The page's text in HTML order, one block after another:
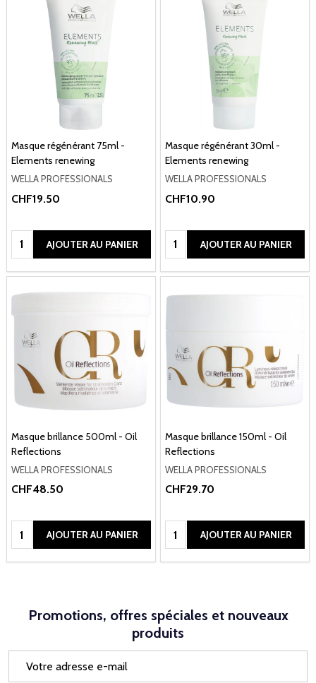
Masque régénérant 75ml -
Elements renewing
WELLA PROFESSIONALS
CHF19.50
Quantité:AJOUTER AU PANIER
Masque régénérant 30ml -
Elements renewing
WELLA PROFESSIONALS
CHF10.90
Quantité:AJOUTER AU PANIER
Masque brillance 500ml - Oil
Reflections
WELLA PROFESSIONALS
CHF48.50
Quantité:AJOUTER AU PANIER
Masque brillance 150ml - Oil
Reflections
WELLA PROFESSIONALS
CHF29.70
Quantité:AJOUTER AU PANIER
Promotions, offres spéciales et nouveaux
produits